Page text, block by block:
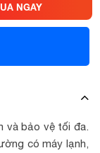
NGAY
và bảo vệ tối đa.
có máy lạnh,